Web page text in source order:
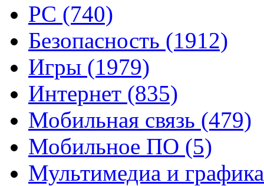
PC (740)
Безопасность (1912)
Игры (1979)
Интернет (835)
Мобильная связь (479)
Мобильное ПО (5)
Мультимедиа и